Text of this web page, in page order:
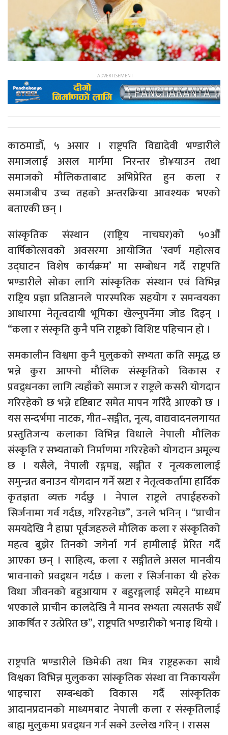
काठमाडौँ, ५ असार । राष्ट्रपति विद्यादेवी भण्डारीले
समाजलाई असल मार्गमा निरन्तर डो¥याउन तथा
समाजको मौलिकताबाट अभिप्रेरित हुन कला र
समाजबीच उच्च तहको अन्तरक्रिया आवश्यक भएको
बताएकी छन् ।
सांस्कृतिक संस्थान (राष्ट्रिय नाचघर)को ५०औँ
वार्षिकोत्सवको अवसरमा आयोजित ‘स्वर्ण महोत्सव
उद्घाटन विशेष कार्यक्रम’ मा सम्बोधन गर्दै राष्ट्रपति
भण्डारीले सोका लागि सांस्कृतिक संस्थान एवं विभिन्न
राष्ट्रिय प्रज्ञा प्रतिष्ठानले पारस्परिक सहयोग र समन्वयका
आधारमा नेतृत्वदायी भूमिका खेल्नुपर्नेमा जोड दिइन् ।
“कला र संस्कृति कुनै पनि राष्ट्रको विशिष्ट पहिचान हो ।
समकालीन विश्वमा कुनै मुलुकको सभ्यता कति समृद्ध छ
भन्ने कुरा आफ्नो मौलिक संस्कृतिको विकास र
प्रवद्र्धनका लागि त्यहाँको समाज र राष्ट्रले कसरी योगदान
गरिरहेको छ भन्ने दृष्टिबाट समेत मापन गरिँदै आएको छ ।
यस सन्दर्भमा नाटक, गीत–सङ्गीत, नृत्य, वाद्यवादनलगायत
प्रस्तुतिजन्य कलाका विभिन्न विधाले नेपाली मौलिक
संस्कृति र सभ्यताको निर्माणमा गरिरहेको योगदान अमूल्य
छ । यसैले, नेपाली रङ्गमञ्च, सङ्गीत र नृत्यकलालाई
समुन्न्नत बनाउन योगदान गर्ने स्रष्टा र नेतृत्वकर्तामा हार्दिक
कृतज्ञता व्यक्त गर्दछु । नेपाल राष्ट्रले तपाईंहरुको
सिर्जनामा गर्व गर्दछ, गरिरहनेछ”, उनले भनिन् । “प्राचीन
समयदेखि नै हाम्रा पूर्वजहरुले मौलिक कला र संस्कृतिको
महत्व बुझेर तिनको जगेर्ना गर्न हामीलाई प्रेरित गर्दै
आएका छन् । साहित्य, कला र सङ्गीतले असल मानवीय
भावनाको प्रवद्र्धन गर्दछ । कला र सिर्जनाका यी हरेक
विधा जीवनको बहुआयाम र बहुरङ्गलाई समेट्ने माध्यम
भएकाले प्राचीन कालदेखि नै मानव सभ्यता त्यसतर्फ सधैँ
आकर्षित र उत्प्रेरित छ”, राष्ट्रपति भण्डारीको भनाइ थियो ।
राष्ट्रपति भण्डारीले छिमेकी तथा मित्र राष्ट्रहरूका साथै
विश्वका विभिन्न मुलुकका सांस्कृतिक संस्था वा निकायसँग
भाइचारा सम्बन्धको विकास गर्दै सांस्कृतिक
आदानप्रदानको माध्यमबाट नेपाली कला र संस्कृतिलाई
बाह्य मुलुकमा प्रवद्र्धन गर्न सक्ने उल्लेख गरिन् । रासस